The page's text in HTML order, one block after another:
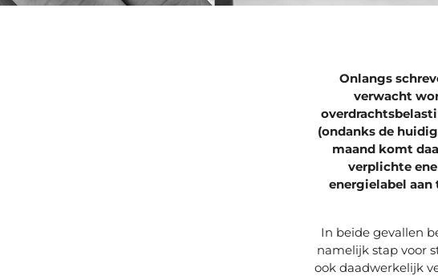
Onlangs
verwacht
(ondanks de
maand komt
verplichte
energielabel aan
In beide gevallen
namelijk stap voor
ook daadwerkelijk